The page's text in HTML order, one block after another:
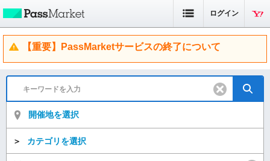
ログイン
【重要】PassMarketサービスの終了について
開催地を選択
＞ カテゴリを選択